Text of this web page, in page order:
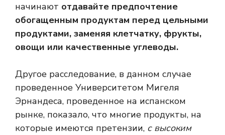
начинают отдавайте предпочтение
обогащенным продуктам перед цельными
продуктами, заменяя клетчатку, фрукты,
овощи или качественные углеводы.
Другое расследование, в данном случае
проведенное Университетом Мигеля
Эрнандеса, проведенное на испанском
рынке, показало, что многие продукты, на
которые имеются претензии, с высоким